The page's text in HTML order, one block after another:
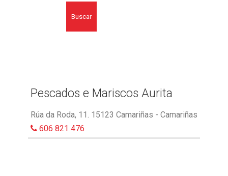
Buscar
Pescados e Mariscos Aurita
Rúa da Roda, 11. 15123 Camariñas - Camariñas
606 821 476